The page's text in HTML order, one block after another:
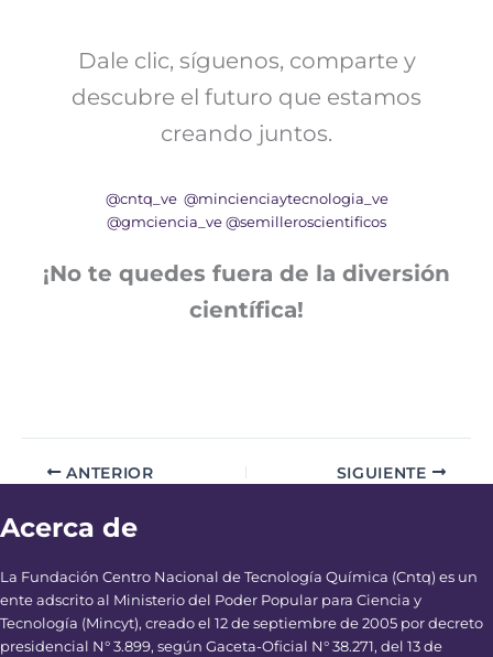
Dale clic, síguenos, comparte y
descubre el futuro que estamos
creando juntos.
@cntq_ve @mincienciaytecnologia_ve
@gmciencia_ve @semilleroscientificos
¡No te quedes fuera de la diversión
científica!
ANTERIOR SIGUIENTE
Acerca de
La Fundación Centro Nacional de Tecnología Química (Cntq) es un
ente adscrito al Ministerio del Poder Popular para Ciencia y
Tecnología (Mincyt), creado el 12 de septiembre de 2005 por decreto
presidencial N° 3.899, según Gaceta-Oficial N° 38.271, del 13 de